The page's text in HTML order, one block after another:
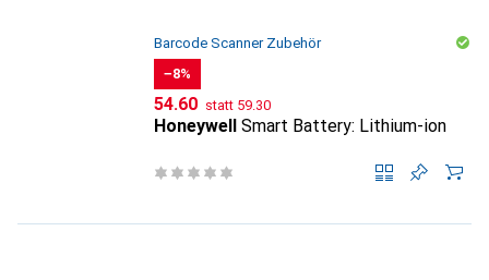
Barcode Scanner Zubehör
−8%
CHF
54.60 statt CHF
59.30
Honeywell Smart Battery: Lithium-ion